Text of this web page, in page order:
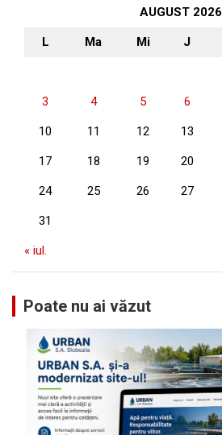
AUGUST 2026
L Ma Mi J
3 4 5 6
10 11 12 13
17 18 19 20
24 25 26 27
31
« iul.
Poate nu ai văzut